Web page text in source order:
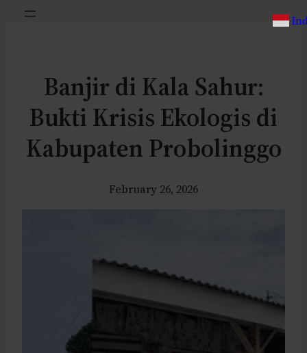
Banjir di Kala Sahur:
Bukti Krisis Ekologis di
Kabupaten Probolinggo
February 26, 2026